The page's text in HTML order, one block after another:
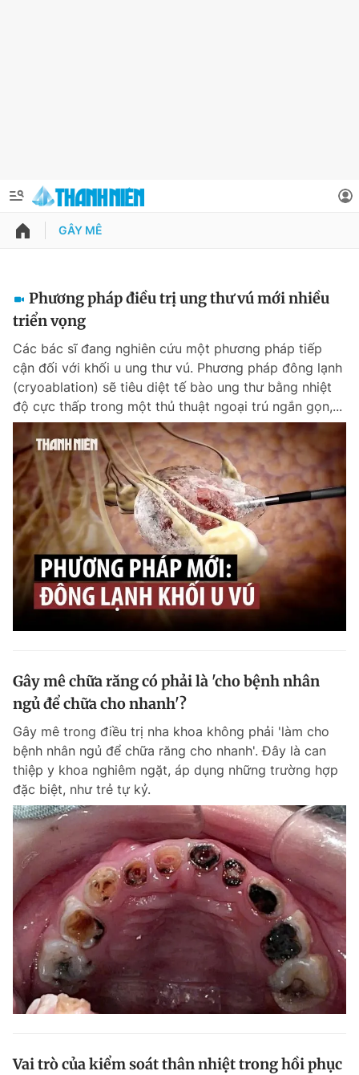
QUẢNG CÁO
Chuyên mục khác
Chào ngày mới Tin 24h
Tin thị trường Tin 360
Video Magazine
Sản phẩm khác
Tiện ích Bạn cần biết
Đọc Thanh Niên trên điện thoại
Theo dõi báo trên
Hotline
0906 645 777
Liên hệ quảng cáo
Đặt báo Quảng cáo RSS Tòa soạn Chính sách bảo
Tổng biên tập: Nguyễn Ngọc Toàn
Phó tổng biên tập: Trần Việt Hưng
Tổng thư ký tòa soạn: Đức Trung
Thông tin tài khoản
Đổi mật khẩu
Tin đã lưu
Tin đã xem
Đăng xuất
GÂY MÊ
Phương pháp điều trị ung thư vú mới nhiều
triển vọng
Các bác sĩ đang nghiên cứu một phương pháp tiếp
cận đối với khối u ung thư vú. Phương pháp đông lạnh
(cryoablation) sẽ tiêu diệt tế bào ung thư bằng nhiệt
độ cực thấp trong một thủ thuật ngoại trú ngắn gọn,...
Gây mê chữa răng có phải là 'cho bệnh nhân
ngủ để chữa cho nhanh'?
Gây mê trong điều trị nha khoa không phải 'làm cho
bệnh nhân ngủ để chữa răng cho nhanh'. Đây là can
thiệp y khoa nghiêm ngặt, áp dụng những trường hợp
đặc biệt, như trẻ tự kỷ.
Vai trò của kiểm soát thân nhiệt trong hồi phục